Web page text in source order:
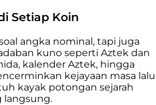
Setiap Koin
angka nominal, tapi juga
kuno seperti Aztek dan
kalender Aztek, hingga
kejayaan masa lalu
kayak potongan sejarah
langsung.